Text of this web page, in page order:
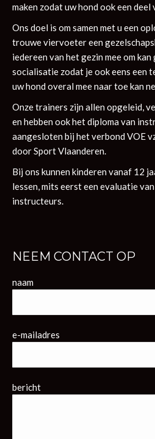
maken zodat uw hond ook een deel
Ons doel is om samen met u een
trouwe viervoeter een
iedereen van het gezin mee om
socialisatie zodat je ook eens een
uw hond overal mee naar toe kan
Onze trainers zijn allen opgeleid,
en hebben ook het diploma van
aangesloten bij het verbond VOE
door Sport Vlaanderen.
Bij ons kunnen kinderen vanaf 12
lessen, mits eerst een evaluatie
instructeurs.
NEEM CONTACT OP
naam
e-mailadres
bericht